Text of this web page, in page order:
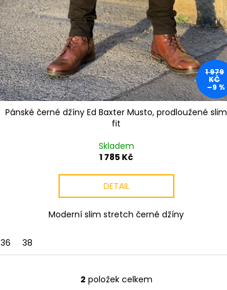
1 979
KČ
–9 %
Pánské černé džíny Ed Baxter Musto, prodloužené slim
fit
Skladem
1 785 Kč
DETAIL
Moderní slim stretch černé džíny
36 38
O
2 položek celkem